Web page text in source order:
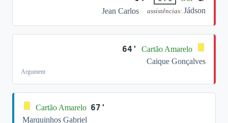
Jean Carlos
assistências: Jádson
64'
Cartão Amarelo
Caique Gonçalves
Argument
Cartão Amarelo 67'
Marquinhos Gabriel